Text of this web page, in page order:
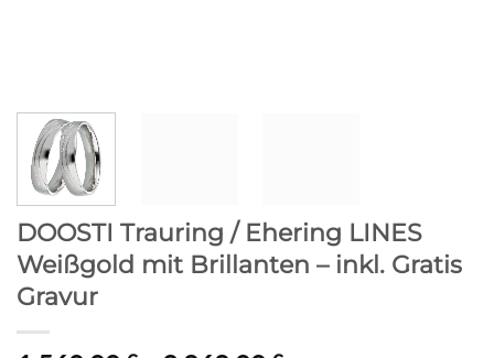
DOOSTI Trauring / Ehering LINES
Weißgold mit Brillanten – inkl. Gratis
Gravur